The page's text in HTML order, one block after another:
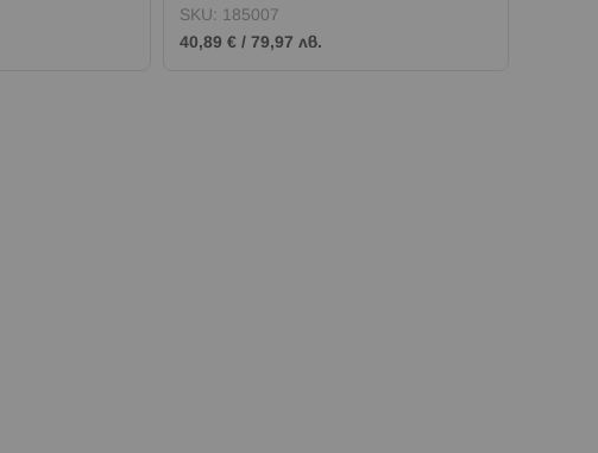
SKU: 185007
40,89 € / 79,97 лв.